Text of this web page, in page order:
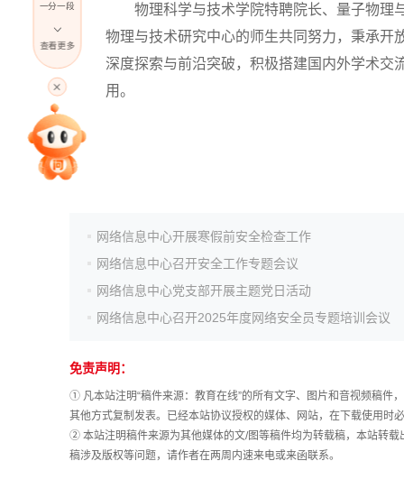
物理科学与技术学院特聘院长、量子物理
物理与技术研究中心的师生共同努力，秉承开
深度探索与前沿突破，积极搭建国内外学术交
用。
网络信息中心开展寒假前安全检查工作
网络信息中心召开安全工作专题会议
网络信息中心党支部开展主题党日活动
网络信息中心召开2025年度网络安全员专题培训会议
免责声明：
① 凡本站注明“稿件来源：教育在线”的所有文字、图片和音视频稿件
其他方式复制发表。已经本站协议授权的媒体、网站，在下载使用时
② 本站注明稿件来源为其他媒体的文/图等稿件均为转载稿，本站转
稿涉及版权等问题，请作者在两周内速来电或来函联系。
一分一段
高考直播
专家指导课
高考真题
查看更多